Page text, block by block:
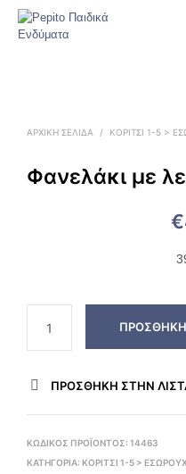
ΑΡΧΙΚΉ ΣΕΛΊΔΑ / ΚΟΡΙΤΣΙ 1-5 >
Φανελάκι με
€
ΠΡΌΣΘΉΚΗ ΣΤΗΝ
ΚΩΔΙΚΌΣ ΠΡΟΪΌΝΤΟΣ: 14463
ΚΑΤΗΓΟΡΊΑ: ΚΟΡΙΤΣΙ 1-5 >